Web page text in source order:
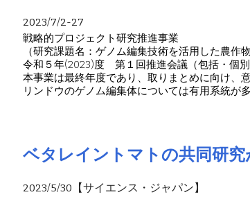
2023/7/2-27
戦略的プロジェクト研究推進事業
（研究課題名：ゲノム編集技術を活用した農作
令和５年(2023)度 第１回推進会議（包括・個
本事業は最終年度であり、取りまとめに向け、
リンドウのゲノム編集体については有用系統が
ベタレイントマトの共同研
2023/5/30 【サイエンス・ジャパン】